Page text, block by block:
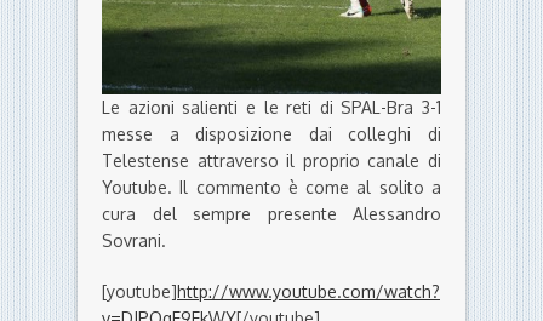
Le azioni salienti e le reti di SPAL-Bra 3-1
messe a disposizione dai colleghi di
Telestense attraverso il proprio canale di
Youtube. Il commento è come al solito a
cura del sempre presente Alessandro
Sovrani.
[youtube]http://www.youtube.com/watch?